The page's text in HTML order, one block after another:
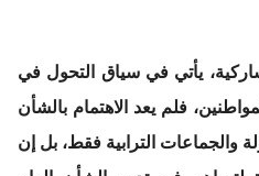
يأتي في سياق التحول في
فلم يعد الاهتمام بالشأن
والجماعات الترابية فقط، بل إن